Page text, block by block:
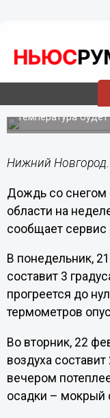
Снег с
Новгороде
Температура
Нижний Новгород.
Дождь со снегом
области на
сообщает сервис
В понедельник,
составит 3
прогреется до
термометров
Во вторник, 22
воздуха
вечером
осадки – мокрый